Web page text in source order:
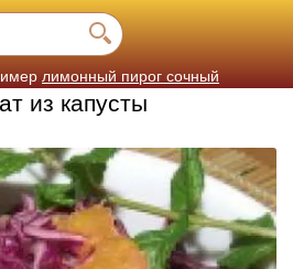
лимонный пирог сочный
из капусты